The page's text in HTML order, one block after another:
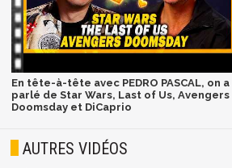
En tête-à-tête avec PEDRO PASCAL, on a
parlé de Star Wars, Last of Us, Avengers
Doomsday et DiCaprio
AUTRES VIDÉOS